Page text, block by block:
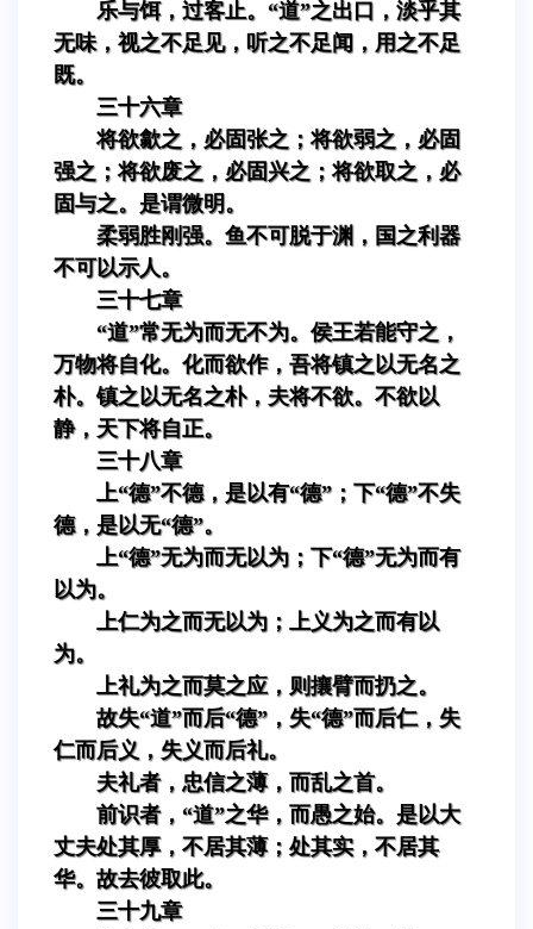
乐与饵，过客止。“道”之出口，淡乎其
无味，视之不足见，听之不足闻，用之不足
既。
三十六章
将欲歙之，必固张之；将欲弱之，必固
强之；将欲废之，必固兴之；将欲取之，必
固与之。是谓微明。
柔弱胜刚强。鱼不可脱于渊，国之利器
不可以示人。
三十七章
“道”常无为而无不为。侯王若能守之，
万物将自化。化而欲作，吾将镇之以无名之
朴。镇之以无名之朴，夫将不欲。不欲以
静，天下将自正。
三十八章
上“德”不德，是以有“德”；下“德”不失
德，是以无“德”。
上“德”无为而无以为；下“德”无为而有
以为。
上仁为之而无以为；上义为之而有以
为。
上礼为之而莫之应，则攘臂而扔之。
故失“道”而后“德”，失“德”而后仁，失
仁而后义，失义而后礼。
夫礼者，忠信之薄，而乱之首。
前识者，“道”之华，而愚之始。是以大
丈夫处其厚，不居其薄；处其实，不居其
华。故去彼取此。
三十九章